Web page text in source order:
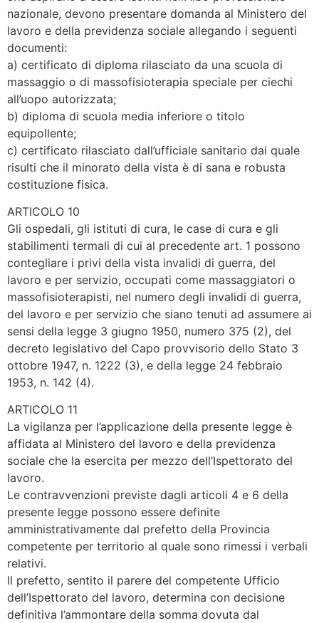
nazionale, devono presentare domanda al Ministero del
lavoro e della previdenza sociale allegando i seguenti
documenti:
a) certificato di diploma rilasciato da una scuola di
massaggio o di massofisioterapia speciale per ciechi
all’uopo autorizzata;
b) diploma di scuola media inferiore o titolo
equipollente;
c) certificato rilasciato dall’ufficiale sanitario dai quale
risulti che il minorato della vista è di sana e robusta
costituzione fisica.
ARTICOLO 10
Gli ospedali, gli istituti di cura, le case di cura e gli
stabilimenti termali di cui al precedente art. 1 possono
contegliare i privi della vista invalidi di guerra, del
lavoro e per servizio, occupati come massaggiatori o
massofisioterapisti, nel numero degli invalidi di guerra,
del lavoro e per servizio che siano tenuti ad assumere ai
sensi della legge 3 giugno 1950, numero 375 (2), del
decreto legislativo del Capo provvisorio dello Stato 3
ottobre 1947, n. 1222 (3), e della legge 24 febbraio
1953, n. 142 (4).
ARTICOLO 11
La vigilanza per l’applicazione della presente legge è
affidata al Ministero del lavoro e della previdenza
sociale che la esercita per mezzo dell’Ispettorato del
lavoro.
Le contravvenzioni previste dagli articoli 4 e 6 della
presente legge possono essere definite
amministrativamente dal prefetto della Provincia
competente per territorio al quale sono rimessi i verbali
relativi.
Il prefetto, sentito il parere del competente Ufficio
dell’Ispettorato del lavoro, determina con decisione
definitiva l’ammontare della somma dovuta dal